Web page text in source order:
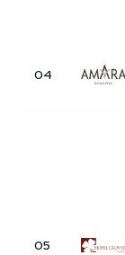
04
05